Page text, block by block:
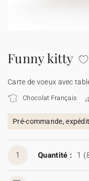
★ Demande
Menus
Présentoirs comptoir
Funny kitty
Carte de voeux avec
Chocolat Français
Pré-commande,
1 Quantité : 1